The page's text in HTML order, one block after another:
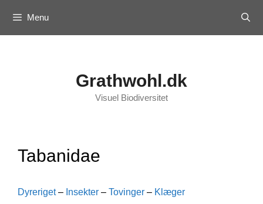
content
Menu
Grathwohl.dk
Visuel Biodiversitet
Tabanidae
Dyreriget– Insekter – Tovinger – Klæger